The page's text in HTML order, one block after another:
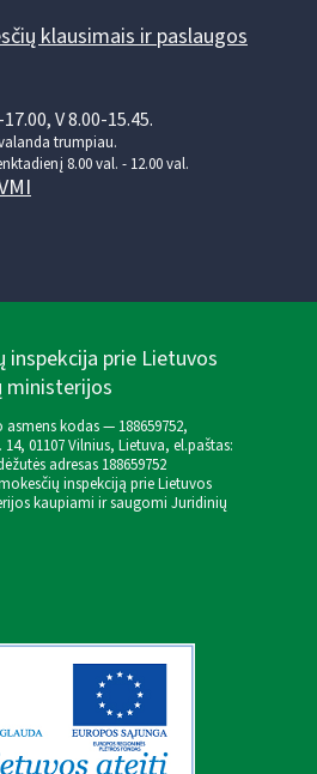
klausimais ir paslaugos
V 8.00-15.45.
trumpiau.
8.00 val. - 12.00 val.
inspekcija prie Lietuvos
ministerijos
kodas — 188659752,
01107 Vilnius, Lietuva, el.paštas:
adresas 188659752
inspekciją prie Lietuvos
kaupiami ir saugomi Juridinių